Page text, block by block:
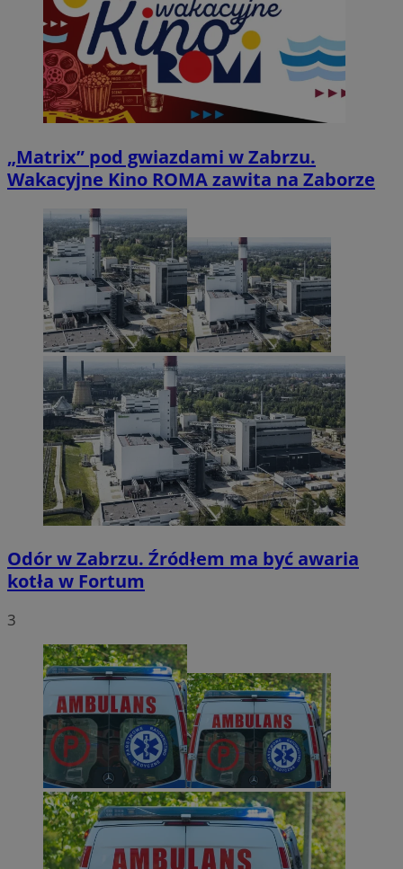
„Matrix” pod gwiazdami w Zabrzu.
Wakacyjne Kino ROMA zawita na Zaborze
Odór w Zabrzu. Źródłem ma być awaria
kotła w Fortum
3